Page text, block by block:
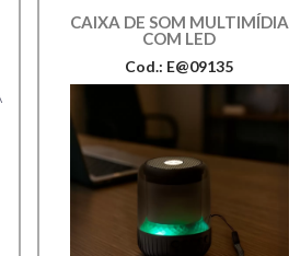
CAIXA DE SOM MULTIMÍDIA
COM LED
Cod.: E@09135